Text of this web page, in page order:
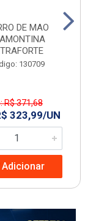
DE MAO
130709
R$ 371,68
323,99/UN
Adicionar